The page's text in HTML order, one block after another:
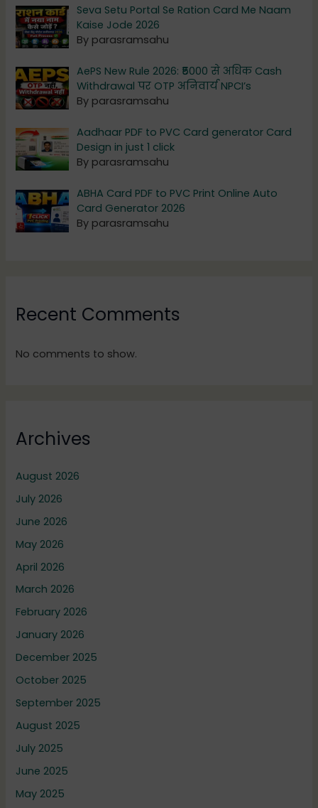
Seva Setu Portal Se Ration Card Me Naam
Kaise Jode 2026
By parasramsahu
AePS New Rule 2026: ₹5000 से अधिक Cash
Withdrawal पर OTP अनिवार्य NPCI’s
By parasramsahu
Aadhaar PDF to PVC Card generator Card
Design in just 1 click
By parasramsahu
ABHA Card PDF to PVC Print Online Auto
Card Generator 2026
By parasramsahu
Recent Comments
No comments to show.
Archives
August 2026
July 2026
June 2026
May 2026
April 2026
March 2026
February 2026
January 2026
December 2025
October 2025
September 2025
August 2025
July 2025
June 2025
May 2025